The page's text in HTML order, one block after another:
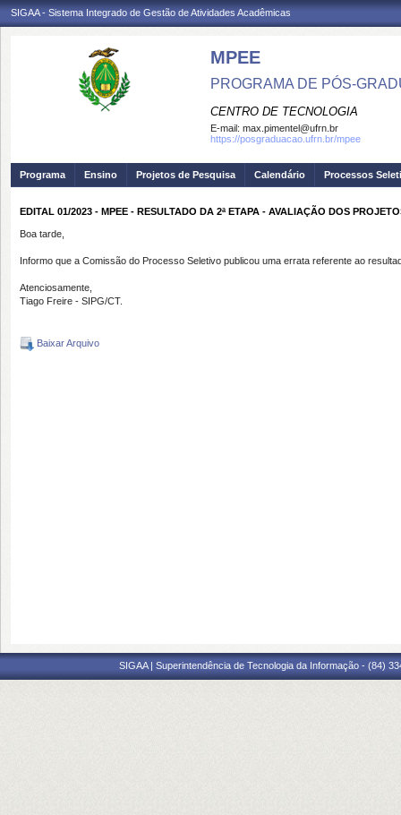
SIGAA - Sistema Integrado de Gestão de Atividades Acadêmicas
MPEE
PROGRAMA DE PÓS-
CENTRO DE TECNOLOGIA
E-mail: max.pimentel@ufrn.br
https://posgraduacao.ufrn.br/mpee
Programa Ensino Projetos de Pesquisa Calendário Processos
EDITAL 01/2023 - MPEE - RESULTADO DA 2ª ETAPA - AVALIAÇÃO DOS
Boa tarde,
Informo que a Comissão do Processo Seletivo publicou uma errata referente ao
Atenciosamente,
Tiago Freire - SIPG/CT.
Baixar Arquivo
SIGAA | Superintendência de Tecnologia da Informação - (84)